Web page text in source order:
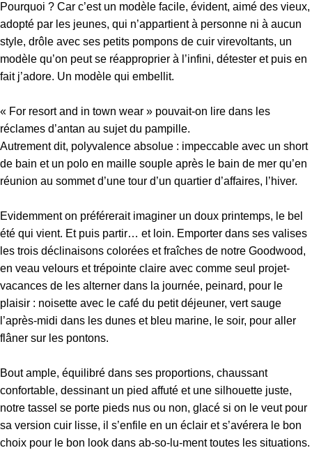
Pourquoi ? Car c’est un modèle facile, évident, aimé des vieux,
adopté par les jeunes, qui n’appartient à personne ni à aucun
style, drôle avec ses petits pompons de cuir virevoltants, un
modèle qu’on peut se réapproprier à l’infini, détester et puis en
fait j’adore. Un modèle qui embellit.
« For resort and in town wear » pouvait-on lire dans les
réclames d’antan au sujet du pampille.
Autrement dit, polyvalence absolue : impeccable avec un short
de bain et un polo en maille souple après le bain de mer qu’en
réunion au sommet d’une tour d’un quartier d’affaires, l’hiver.
Evidemment on préférerait imaginer un doux printemps, le bel
été qui vient. Et puis partir… et loin. Emporter dans ses valises
les trois déclinaisons colorées et fraîches de notre Goodwood,
en veau velours et trépointe claire avec comme seul projet-
vacances de les alterner dans la journée, peinard, pour le
plaisir : noisette avec le café du petit déjeuner, vert sauge
l’après-midi dans les dunes et bleu marine, le soir, pour aller
flâner sur les pontons.
Bout ample, équilibré dans ses proportions, chaussant
confortable, dessinant un pied affuté et une silhouette juste,
notre tassel se porte pieds nus ou non, glacé si on le veut pour
sa version cuir lisse, il s’enfile en un éclair et s’avérera le bon
choix pour le bon look dans ab-so-lu-ment toutes les situations.